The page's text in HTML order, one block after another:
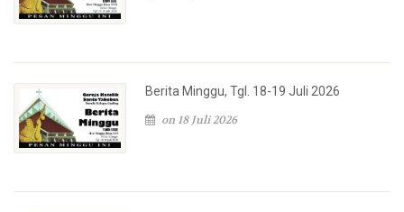
Berita Minggu, Tgl. 18-19 Juli 2026
on 18 Juli 2026